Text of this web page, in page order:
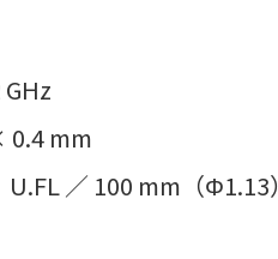
mm
／ 100 mm（Φ1.13）